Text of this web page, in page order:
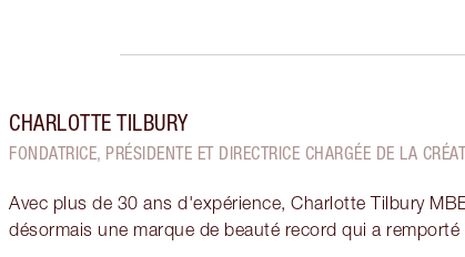
CHARLOTTE TILBURY
FONDATRICE, PRÉSIDENTE ET DIRECTRICE CHARGÉE DE LA
Avec plus de 30 ans d'expérience, Charlotte Tilbury
désormais une marque de beauté record qui a